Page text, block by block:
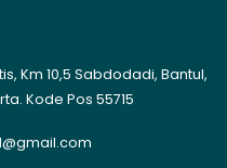
Km 10,5 Sabdodadi, Bantul,
Kode Pos 55715